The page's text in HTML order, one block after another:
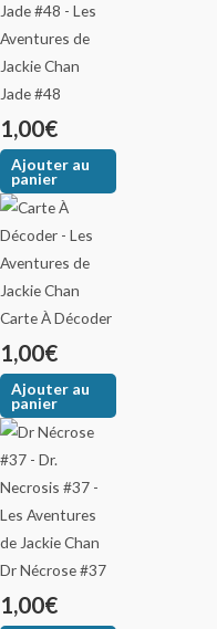
Jade #48
1,00€
Ajouter au
panier
Carte À Décoder
1,00€
Ajouter au
panier
Dr Nécrose #37
1,00€